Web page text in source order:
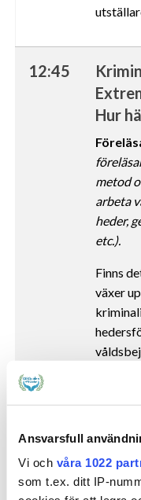
Ansvarsfull
Vi och våra 1022
som t.ex. ditt IP-
12:45
Hur
metod
arbeta
heder,
etc.).
Finns
växer
I
och
i